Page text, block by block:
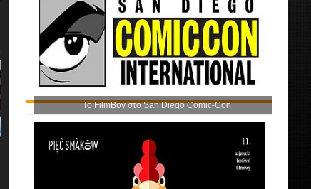
Το FilmBoy στο San Diego Comic-Con